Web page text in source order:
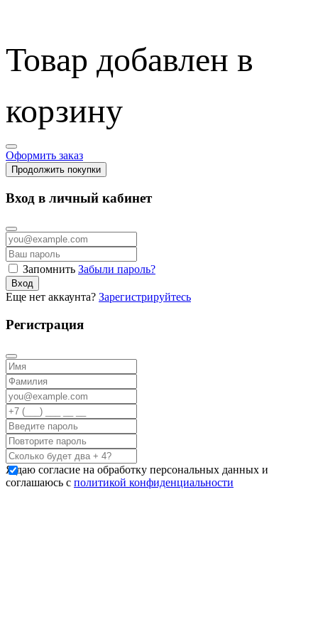
Товар добавлен в
корзину
Оформить заказ
Продолжить покупки
Вход в личный кабинет
Запомнить Забыли пароль?
Вход
Еще нет аккаунта? Зарегистрируйтесь
Регистрация
Я даю согласие на обработку персональных данных и
соглашаюсь с политикой конфиденциальности